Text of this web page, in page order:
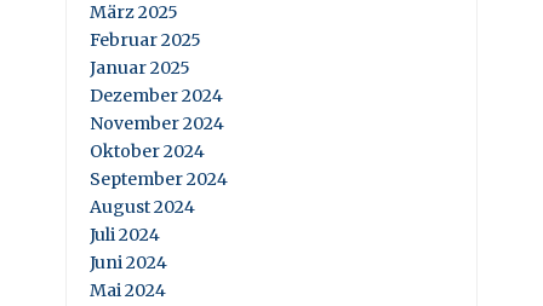
März 2025
Februar 2025
Januar 2025
Dezember 2024
November 2024
Oktober 2024
September 2024
August 2024
Juli 2024
Juni 2024
Mai 2024